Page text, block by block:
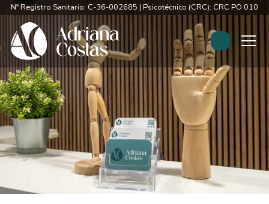
Nº Registro Sanitario: C-36-002685 | Psicotécnico (CRC): CRC PO 0107